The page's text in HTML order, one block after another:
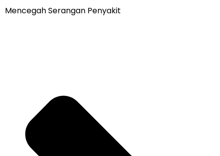
Mencegah Serangan Penyakit